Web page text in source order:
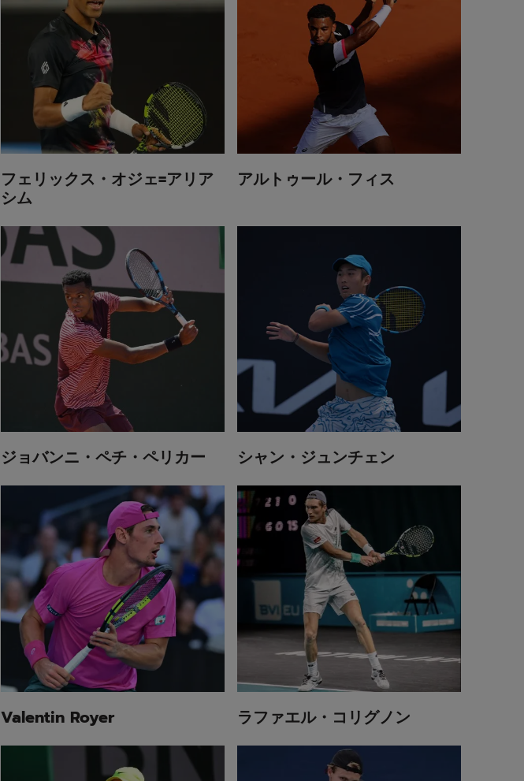
フェリックス・オジェ=アリア
シム
アルトゥール・フィス
ジョバンニ・ペチ・ペリカー シャン・ジュンチェン
Valentin Royer ラファエル・コリグノン